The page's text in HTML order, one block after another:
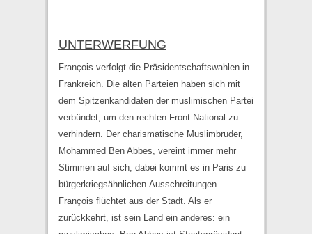
UNTERWERFUNG
François verfolgt die Präsidentschaftswahlen in
Frankreich. Die alten Parteien haben sich mit
dem Spitzenkandidaten der muslimischen Partei
verbündet, um den rechten Front National zu
verhindern. Der charismatische Muslimbruder,
Mohammed Ben Abbes, vereint immer mehr
Stimmen auf sich, dabei kommt es in Paris zu
bürgerkriegsähnlichen Ausschreitungen.
François flüchtet aus der Stadt. Als er
zurückkehrt, ist sein Land ein anderes: ein